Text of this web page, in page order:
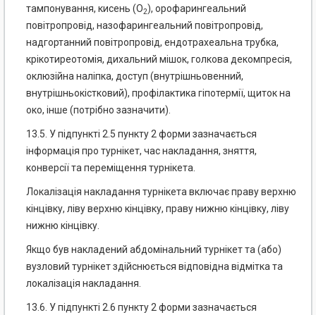
тампонування, кисень (O2), орофарингеальний
повітропровід, назофарингеальний повітропровід,
надгортанний повітропровід, ендотрахеальна трубка,
крікотиреотомія, дихальний мішок, голкова декомпресія,
оклюзійна наліпка, доступ (внутрішньовенний,
внутрішньокістковий), профілактика гіпотермії, щиток на
око, інше (потрібно зазначити).
13.5. У підпункті 2.5 пункту 2 форми зазначається
інформація про турнікет, час накладання, зняття,
конверсії та переміщення турнікета.
Локалізація накладання турнікета включає праву верхню
кінцівку, ліву верхню кінцівку, праву нижню кінцівку, ліву
нижню кінцівку.
Якщо був накладений абдомінальний турнікет та (або)
вузловий турнікет здійснюється відповідна відмітка та
локалізація накладання.
13.6. У підпункті 2.6 пункту 2 форми зазначається